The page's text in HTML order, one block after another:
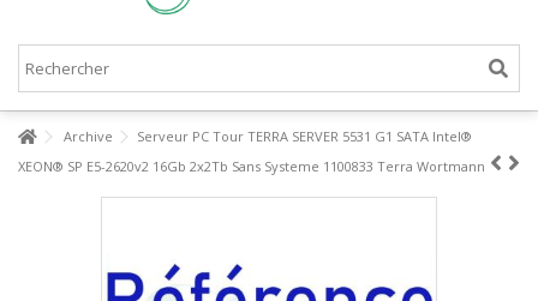
Archive
Serveur PC Tour TERRA SERVER 5531 G1 SATA Intel®
XEON® SP E5-2620v2 16Gb 2x2Tb Sans Systeme 1100833 Terra Wortmann